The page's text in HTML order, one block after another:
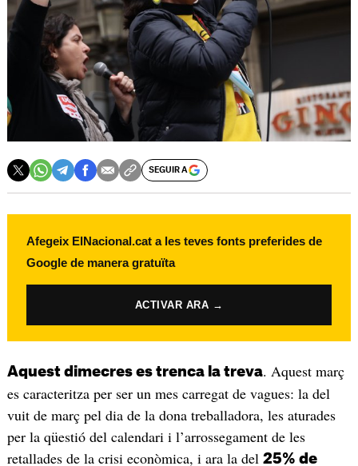
SEGUIR A
Afegeix ElNacional.cat a les teves fonts preferides de
Google de manera gratuïta
ACTIVAR ARA →
Aquest dimecres es trenca la treva. Aquest març
es caracteritza per ser un mes carregat de vagues: la del
vuit de març pel dia de la dona treballadora, les aturades
per la qüestió del calendari i l’arrossegament de les
retallades de la crisi econòmica, i ara la del 25% de